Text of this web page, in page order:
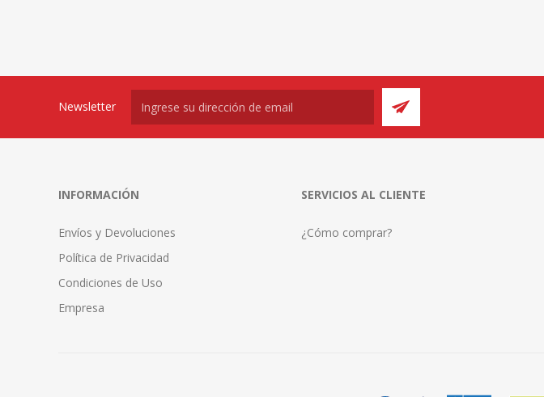
Newsletter
INFORMACIÓN
Envíos y Devoluciones
Política de Privacidad
Condiciones de Uso
Empresa
SERVICIOS AL CLIENTE
¿Cómo comprar?